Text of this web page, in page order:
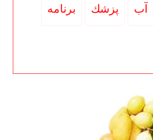
آب پزشك برنامه